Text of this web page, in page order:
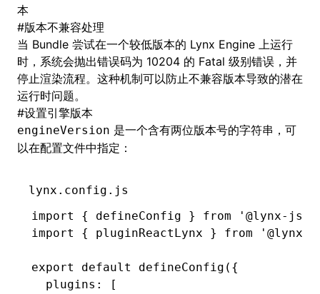
本
#版本不兼容处理
当 Bundle 尝试在一个较低版本的 Lynx Engine 上运行
时，系统会抛出错误码为 10204 的 Fatal 级别错误，并
停止渲染流程。这种机制可以防止不兼容版本导致的潜在
运行时问题。
#设置引擎版本
engineVersion 是一个含有两位版本号的字符串，可
以在配置文件中指定：
lynx.config.js
import
{ defineConfig } from '@lynx-js/
import
{ pluginReactLynx } from '@lynx-
export default defineConfig ({
  plugins
:
[